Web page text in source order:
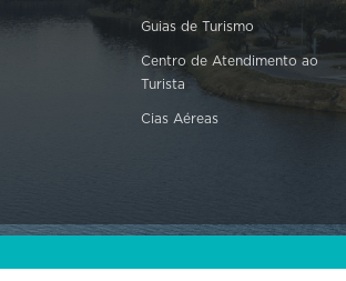
Guias de Turismo
Centro de Atendimento ao
Turista
Cias Aéreas